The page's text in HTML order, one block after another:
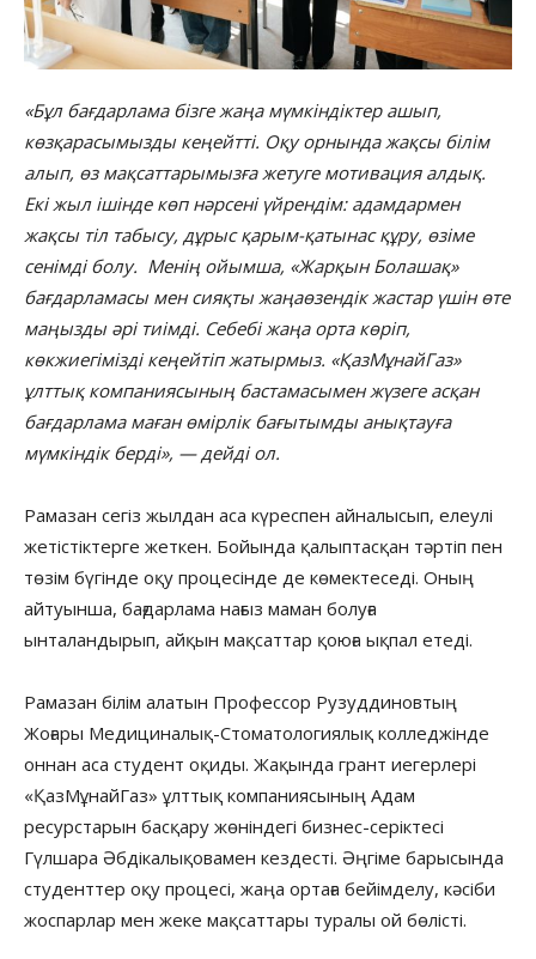
«Бұл бағдарлама бізге жаңа мүмкіндіктер ашып,
көзқарасымызды кеңейтті. Оқу орнында жақсы білім
алып, өз мақсаттарымызға жетуге мотивация алдық.
Екі жыл ішінде көп нәрсені үйрендім: адамдармен
жақсы тіл табысу, дұрыс қарым-қатынас құру, өзіме
сенімді болу. Менің ойымша, «Жарқын Болашақ»
бағдарламасы мен сияқты жаңаөзендік жастар үшін өте
маңызды әрі тиімді. Себебі жаңа орта көріп,
көкжиегімізді кеңейтіп жатырмыз. «ҚазМұнайГаз»
ұлттық компаниясының бастамасымен жүзеге асқан
бағдарлама маған өмірлік бағытымды анықтауға
мүмкіндік берді», — дейді ол.
Рамазан сегіз жылдан аса күреспен айналысып, елеулі
жетістіктерге жеткен. Бойында қалыптасқан тәртіп пен
төзім бүгінде оқу процесінде де көмектеседі. Оның
айтуынша, бағдарлама нағыз маман болуға
ынталандырып, айқын мақсаттар қоюға ықпал етеді.
Рамазан білім алатын Профессор Рузуддиновтың
Жоғары Медициналық-Стоматологиялық колледжінде
оннан аса студент оқиды. Жақында грант иегерлері
«ҚазМұнайГаз» ұлттық компаниясының Адам
ресурстарын басқару жөніндегі бизнес-серіктесі
Гүлшара Әбдікалықовамен кездесті. Әңгіме барысында
студенттер оқу процесі, жаңа ортаға бейімделу, кәсіби
жоспарлар мен жеке мақсаттары туралы ой бөлісті.